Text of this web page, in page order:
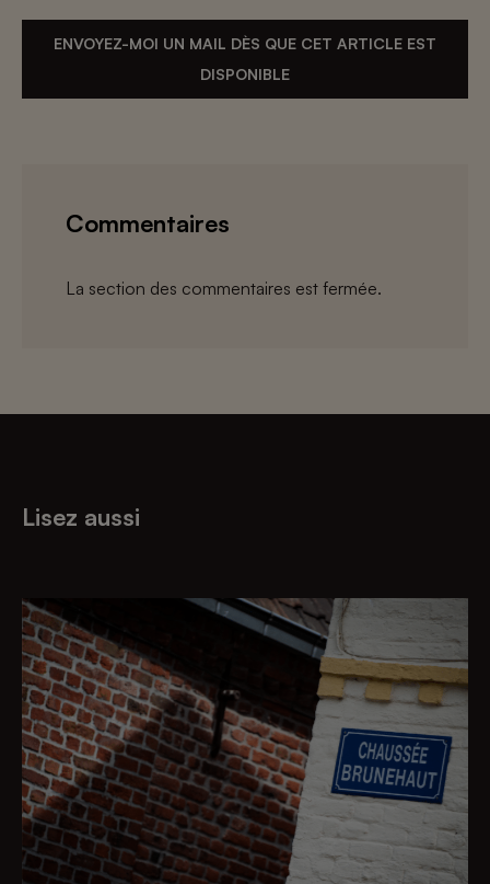
ENVOYEZ-MOI UN MAIL DÈS QUE CET ARTICLE EST
DISPONIBLE
Commentaires
La section des commentaires est fermée.
Lisez aussi